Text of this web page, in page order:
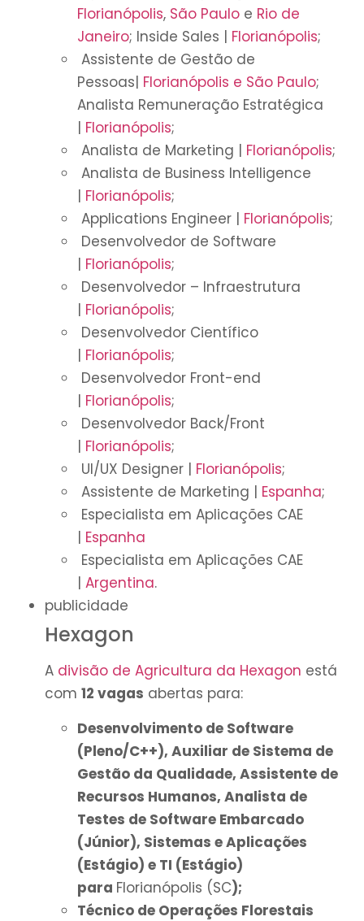
Florianópolis, São Paulo e Rio de
Janeiro; Inside Sales | Florianópolis;
Assistente de Gestão de
Pessoas| Florianópolis e São Paulo;
Analista Remuneração Estratégica
| Florianópolis;
Analista de Marketing | Florianópolis;
Analista de Business Intelligence
| Florianópolis;
Applications Engineer | Florianópolis;
Desenvolvedor de Software
| Florianópolis;
Desenvolvedor – Infraestrutura
| Florianópolis;
Desenvolvedor Científico
| Florianópolis;
Desenvolvedor Front-end
| Florianópolis;
Desenvolvedor Back/Front
| Florianópolis;
UI/UX Designer | Florianópolis;
Assistente de Marketing | Espanha;
Especialista em Aplicações CAE
| Espanha
Especialista em Aplicações CAE
| Argentina.
publicidade
Hexagon
A divisão de Agricultura da Hexagon está
com 12 vagas abertas para:
Desenvolvimento de Software
(Pleno/C++), Auxiliar de Sistema de
Gestão da Qualidade, Assistente de
Recursos Humanos, Analista de
Testes de Software Embarcado
(Júnior), Sistemas e Aplicações
(Estágio) e TI (Estágio)
para Florianópolis (SC);
Técnico de Operações Florestais